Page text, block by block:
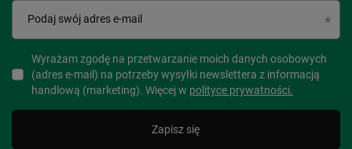
Podaj swój adres e-mail
Wyrażam zgodę na przetwarzanie moich danych osobowych
(adres e-mail) na potrzeby wysyłki newslettera z informacją
handlową (marketing). Więcej w polityce prywatności.
Zapisz się